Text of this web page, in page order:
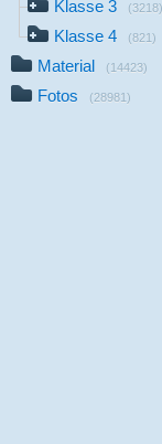
Klasse 3 (3218)
Klasse 4 (821)
Material (14423)
Fotos (28981)